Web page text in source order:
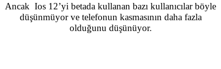
Ancak Ios 12’yi betada kullanan bazı kullanıcılar böyle
düşünmüyor ve telefonun kasmasının daha fazla
olduğunu düşünüyor.